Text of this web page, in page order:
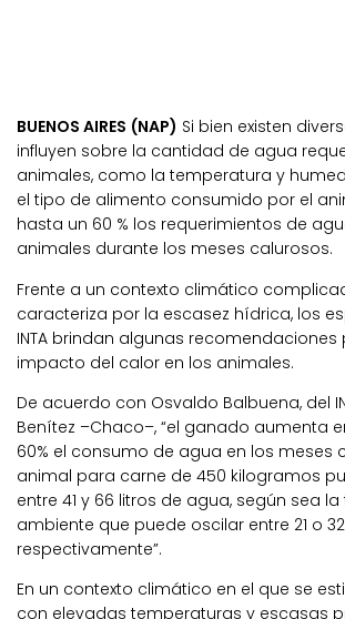
BUENOS AIRES (NAP) Si bien existen
influyen sobre la cantidad de agua
animales, como la temperatura y
el tipo de alimento consumido por el
hasta un 60 % los requerimientos de
animales durante los meses calurosos.
Frente a un contexto climático
caracteriza por la escasez hídrica, los
INTA brindan algunas recomendaciones
impacto del calor en los animales.
De acuerdo con Osvaldo Balbuena, del
Benítez –Chaco–, “el ganado aumenta
60% el consumo de agua en los meses
animal para carne de 450 kilogramos
entre 41 y 66 litros de agua, según sea
ambiente que puede oscilar entre 21 o
respectivamente”.
En un contexto climático en el que se
con elevadas temperaturas y escasas